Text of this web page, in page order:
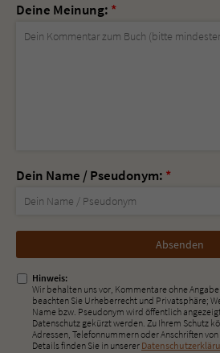
Deine Meinung: *
Dein Name / Pseudonym: *
Nicht
ausfüllen!
Hinweis:
Wir behalten uns vor, Kommentare ohne
beachten Sie Urheberrecht und Privatsphäre;
Name bzw. Pseudonym wird öffentlich
Datenschutz gekürzt werden. Zu Ihrem Schutz
Adressen, Telefonnummern oder Anschriften
Details finden Sie in unserer